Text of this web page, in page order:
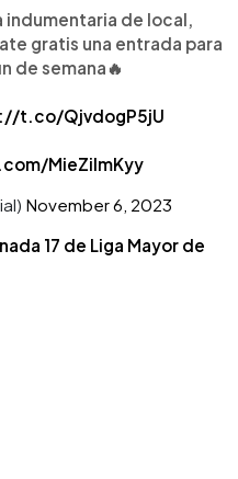
indumentaria de local,
gratis una entrada para
de semana🔥
t.co/QjvdogP5jU
MieZilmKyy
November 6, 2023
17 de Liga Mayor de